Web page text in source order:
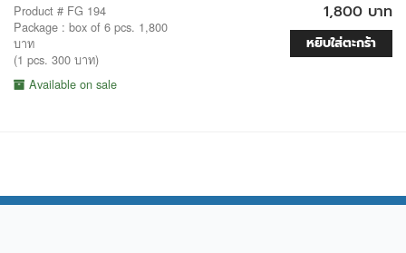
Product # FG 194
Package : box of 6 pcs. 1,800
บาท
(1 pcs. 300 บาท)
Available on sale
1,800 บาท
หยิบใส่ตะกร้า